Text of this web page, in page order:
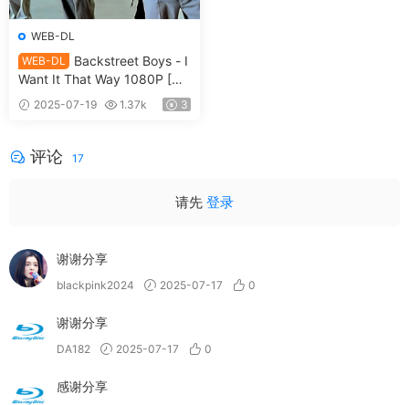
WEB-DL
WEB-DL
Backstreet Boys - I
Want It That Way 1080P [WE
B-DL MKV 534.6MB]
2025-07-19 1.37k 3
评论 17
请先 登录
谢谢分享
blackpink2024 2025-07-17 0
谢谢分享
DA182 2025-07-17 0
感谢分享